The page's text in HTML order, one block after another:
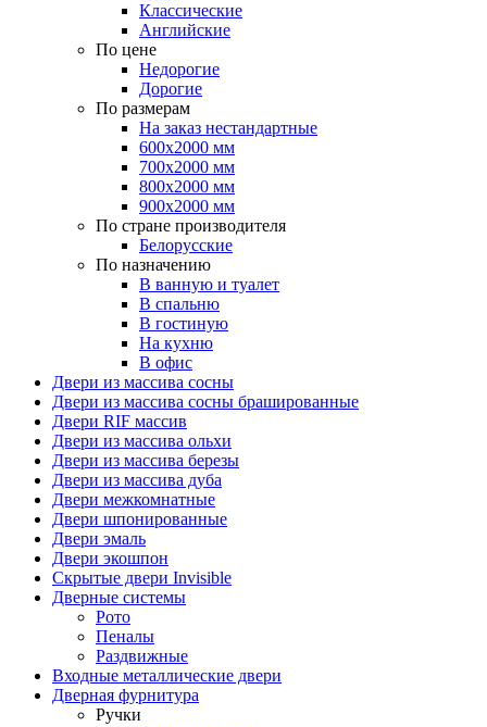
Классические
Английские
По цене
Недорогие
Дорогие
По размерам
На заказ нестандартные
600х2000 мм
700х2000 мм
800х2000 мм
900х2000 мм
По стране производителя
Белорусские
По назначению
В ванную и туалет
В спальню
В гостиную
На кухню
В офис
Двери из массива сосны
Двери из массива сосны брашированные
Двери RIF массив
Двери из массива ольхи
Двери из массива березы
Двери из массива дуба
Двери межкомнатные
Двери шпонированные
Двери эмаль
Двери экошпон
Скрытые двери Invisible
Дверные системы
Рото
Пеналы
Раздвижные
Входные металлические двери
Дверная фурнитура
Ручки